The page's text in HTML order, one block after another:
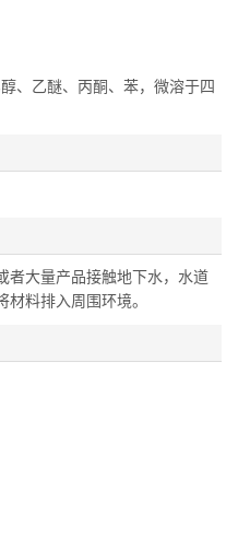
、乙醚、丙酮、苯，微溶于四
者大量产品接触地下水，水道
料排入周围环境。